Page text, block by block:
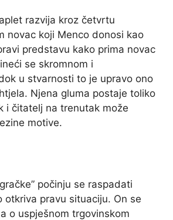
razvija kroz četvrtu
novac koji Menco donosi kao
predstavu kako prima novac
se skromnom i
u stvarnosti to je upravo ono
Njena gluma postaje toliko
i čitatelj na trenutak može
motive.
počinju se raspadati
otkriva pravu situaciju. On se
o uspješnom trgovinskom